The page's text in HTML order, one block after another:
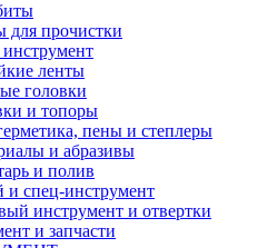
для прочистки
ленты
головки
и топоры
пены и степлеры
и абразивы
и полив
и спец-инструмент
инструмент и отвертки
и запчасти